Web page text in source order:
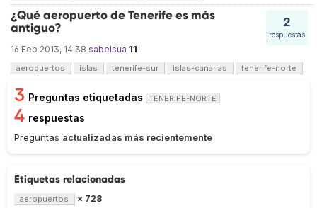
2
respuestas
¿Qué aeropuerto de Tenerife es más
antiguo?
16 Feb 2013, 14:38 sabelsua 11
aeropuertos islas tenerife-sur islas-canarias tenerife-norte
3 Preguntas etiquetadas TENERIFE-NORTE
4 respuestas
Preguntas actualizadas más recientemente
Etiquetas relacionadas
aeropuertos × 728